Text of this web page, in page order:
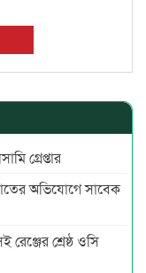
গ্রেপ্তার
অভিযোগে সাবেক
শ্রেষ্ঠ ওসি